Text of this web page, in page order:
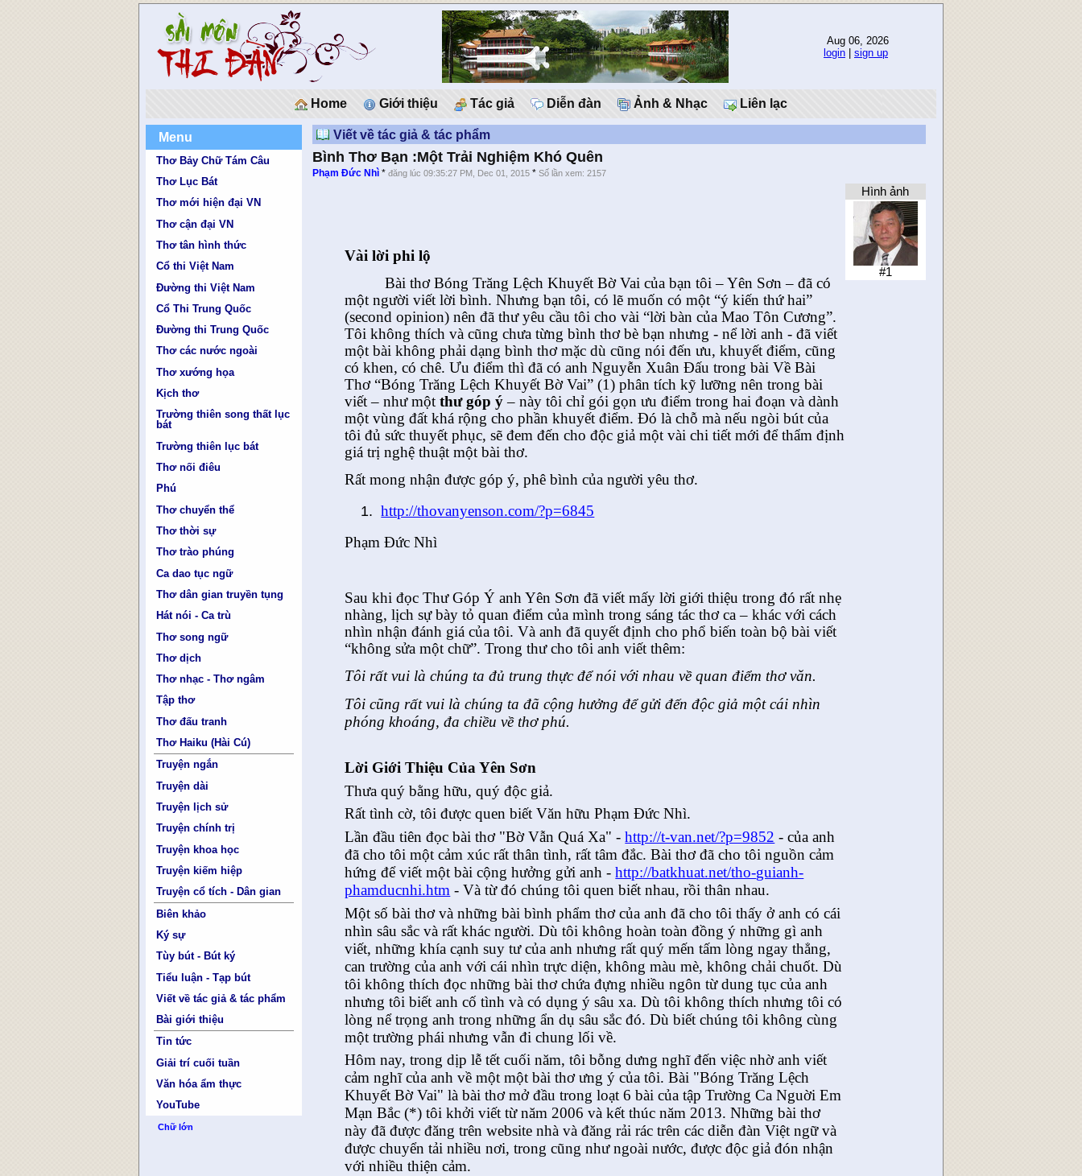
Aug 06, 2026
login
sign up
Home Giới thiệu Tác giả Diễn đàn Ảnh & Nhạc Liên lạc
Menu
Thơ Bảy Chữ Tám Câu
Thơ Lục Bát
Thơ mới hiện đại VN
Thơ cận đại VN
Thơ tân hình thức
Cổ thi Việt Nam
Đường thi Việt Nam
Cổ Thi Trung Quốc
Đường thi Trung Quốc
Thơ các nước ngoài
Thơ xướng họa
Kịch thơ
Trường thiên song thất lục
bát
Trường thiên lục bát
Thơ nối điêu
Phú
Thơ chuyển thể
Thơ thời sự
Thơ trào phúng
Ca dao tục ngữ
Thơ dân gian truyền tụng
Hát nói - Ca trù
Thơ song ngữ
Thơ dịch
Thơ nhạc - Thơ ngâm
Tập thơ
Thơ đấu tranh
Thơ Haiku (Hài Cú)
Truyện ngắn
Truyện dài
Truyện lịch sử
Truyện chính trị
Truyện khoa học
Truyện kiếm hiệp
Truyện cổ tích - Dân gian
Biên khảo
Ký sự
Tùy bút - Bút ký
Tiểu luận - Tạp bút
Viết về tác giả & tác phẩm
Bài giới thiệu
Tin tức
Giải trí cuối tuần
Văn hóa ẩm thực
YouTube
Chữ lớn
Viết về tác giả & tác phẩm
Bình Thơ Bạn :Một Trải Nghiệm Khó Quên
Phạm Đức Nhì *đăng lúc 09:35:27 PM, Dec 01, 2015 *Số lần xem: 2157
Hình ảnh
#1
Vài lời phi lộ
Bài thơ Bóng Trăng Lệch Khuyết Bờ Vai của bạn tôi – Yên Sơn – đã có
một người viết lời bình. Nhưng bạn tôi, có lẽ muốn có một “ý kiến thứ hai”
(second opinion) nên đã thư yêu cầu tôi cho vài “lời bàn của Mao Tôn Cương”.
Tôi không thích và cũng chưa từng bình thơ bè bạn nhưng - nể lời anh - đã viết
một bài không phải dạng bình thơ mặc dù cũng nói đến ưu, khuyết điểm, cũng
có khen, có chê. Ưu điểm thì đã có anh Nguyễn Xuân Đấu trong bài Về Bài
Thơ “Bóng Trăng Lệch Khuyết Bờ Vai” (1) phân tích kỹ lưỡng nên trong bài
viết – như mộtthư góp ý– này tôi chỉ gói gọn ưu điểm trong hai đoạn và dành
một vùng đất khá rộng cho phần khuyết điểm. Đó là chỗ mà nếu ngòi bút của
tôi đủ sức thuyết phục, sẽ đem đến cho độc giả một vài chi tiết mới để thẩm định
giá trị nghệ thuật một bài thơ.
Rất mong nhận được góp ý, phê bình của người yêu thơ.
http://thovanyenson.com/?p=6845
Phạm Đức Nhì
Sau khi đọc Thư Góp Ý anh Yên Sơn đã viết mấy lời giới thiệu trong đó rất nhẹ
nhàng, lịch sự bày tỏ quan điểm của mình trong sáng tác thơ ca – khác với cách
nhìn nhận đánh giá của tôi. Và anh đã quyết định cho phổ biến toàn bộ bài viết
“không sửa một chữ”. Trong thư cho tôi anh viết thêm:
Tôi rất vui là chúng ta đủ trung thực để nói với nhau về quan điểm thơ văn.
Tôi cũng rất vui là chúng ta đã cộng hưởng để gửi đến độc giả một cái nhìn
phóng khoáng, đa chiều về thơ phú.
Lời Giới Thiệu Của Yên Sơn
Thưa quý bằng hữu, quý độc giả.
Rất tình cờ, tôi được quen biết Văn hữu Phạm Đức Nhì.
Lần đầu tiên đọc bài thơ "Bờ Vẫn Quá Xa" -http://t-van.net/?p=9852 - của anh
đã cho tôi một cảm xúc rất thân tình, rất tâm đắc. Bài thơ đã cho tôi nguồn cảm
hứng để viết một bài cộng hưởng gửi anh -http://batkhuat.net/tho-guianh-
phamducnhi.htm - Và từ đó chúng tôi quen biết nhau, rồi thân nhau.
Một số bài thơ và những bài bình phẩm thơ của anh đã cho tôi thấy ở anh có cái
nhìn sâu sắc và rất khác người. Dù tôi không hoàn toàn đồng ý những gì anh
viết, những khía cạnh suy tư của anh nhưng rất quý mến tấm lòng ngay thẳng,
can trường của anh với cái nhìn trực diện, không màu mè, không chải chuốt. Dù
tôi không thích đọc những bài thơ chứa đựng nhiều ngôn từ dung tục của anh
nhưng tôi biết anh cố tình và có dụng ý sâu xa. Dù tôi không thích nhưng tôi có
lòng nể trọng anh trong những ẩn dụ sâu sắc đó. Dù biết chúng tôi không cùng
một trường phái nhưng vẫn đi chung lối về.
Hôm nay, trong dịp lễ tết cuối năm, tôi bỗng dưng nghĩ đến việc nhờ anh viết
cảm nghĩ của anh về một một bài thơ ưng ý của tôi. Bài "Bóng Trăng Lệch
Khuyết Bờ Vai" là bài thơ mở đầu trong loạt 6 bài của tập Trường Ca Nguời Em
Mạn Bắc (*) tôi khởi viết từ năm 2006 và kết thúc năm 2013. Những bài thơ
này đã được đăng trên website nhà và đăng rải rác trên các diễn đàn Việt ngữ và
được chuyển tải nhiều nơi, trong cũng như ngoài nước, được độc giả đón nhận
với nhiều thiện cảm.